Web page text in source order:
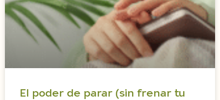
El poder de parar (sin frenar tu